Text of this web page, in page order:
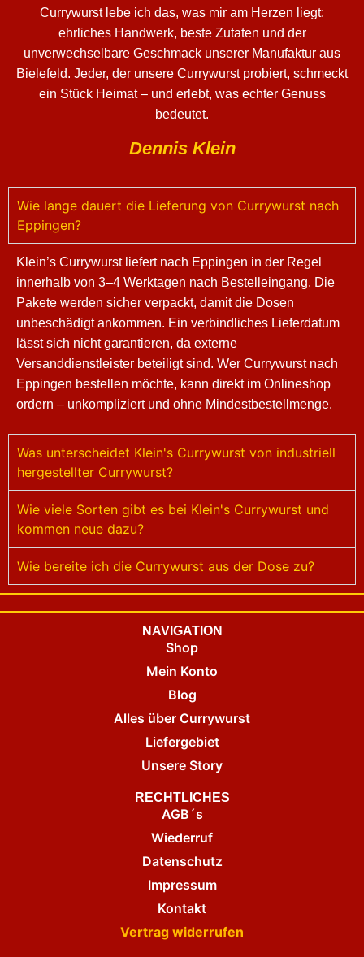
Currywurst lebe ich das, was mir am Herzen liegt:
ehrliches Handwerk, beste Zutaten und der
unverwechselbare Geschmack unserer Manufaktur aus
Bielefeld. Jeder, der unsere Currywurst probiert, schmeckt
ein Stück Heimat – und erlebt, was echter Genuss
bedeutet.
Dennis Klein
Wie lange dauert die Lieferung von Currywurst nach
Eppingen?
Klein’s Currywurst liefert nach Eppingen in der Regel
innerhalb von 3–4 Werktagen nach Bestelleingang. Die
Pakete werden sicher verpackt, damit die Dosen
unbeschädigt ankommen. Ein verbindliches Lieferdatum
lässt sich nicht garantieren, da externe
Versanddienstleister beteiligt sind. Wer Currywurst nach
Eppingen bestellen möchte, kann direkt im Onlineshop
ordern – unkompliziert und ohne Mindestbestellmenge.
Was unterscheidet Klein's Currywurst von industriell
hergestellter Currywurst?
Wie viele Sorten gibt es bei Klein's Currywurst und
kommen neue dazu?
Wie bereite ich die Currywurst aus der Dose zu?
NAVIGATION
Shop
Mein Konto
Blog
Alles über Currywurst
Liefergebiet
Unsere Story
RECHTLICHES
AGB´s
Wiederruf
Datenschutz
Impressum
Kontakt
Vertrag widerrufen